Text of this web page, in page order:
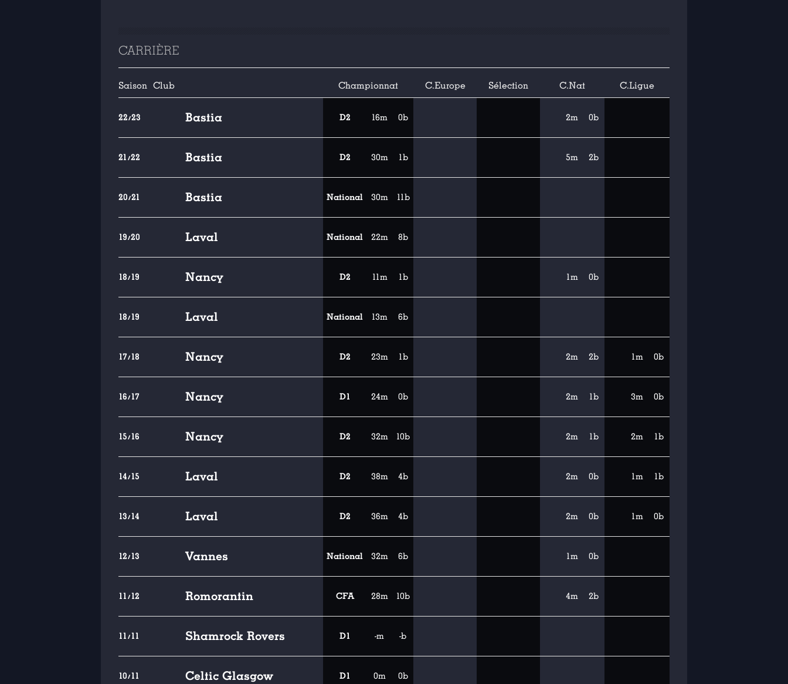
CARRIÈRE
Saison Club Championnat C.Europe Sélection C.Nat C.Ligue
22/23 Bastia D2 16m 0b 2m 0b
21/22 Bastia D2 30m 1b 5m 2b
20/21 Bastia National 30m 11b
19/20 Laval National 22m 8b
18/19 Nancy D2 11m 1b 1m 0b
18/19 Laval National 13m 6b
17/18 Nancy D2 23m 1b 2m 2b 1m 0b
16/17 Nancy D1 24m 0b 2m 1b 3m 0b
15/16 Nancy D2 32m 10b 2m 1b 2m 1b
14/15 Laval D2 38m 4b 2m 0b 1m 1b
13/14 Laval D2 36m 4b 2m 0b 1m 0b
12/13 Vannes National 32m 6b 1m 0b
11/12 Romorantin CFA 28m 10b 4m 2b
11/11 Shamrock Rovers D1 -m -b
10/11 Celtic Glasgow D1 0m 0b